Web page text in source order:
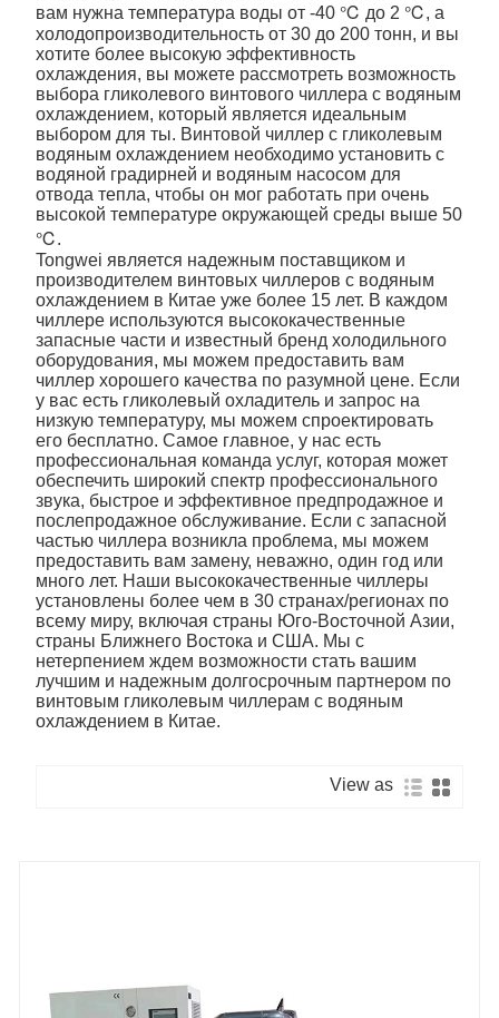
вам нужна температура воды от -40 ℃ до 2 ℃, а
холодопроизводительность от 30 до 200 тонн, и вы
хотите более высокую эффективность
охлаждения, вы можете рассмотреть возможность
выбора гликолевого винтового чиллера с водяным
охлаждением, который является идеальным
выбором для ты. Винтовой чиллер с гликолевым
водяным охлаждением необходимо установить с
водяной градирней и водяным насосом для
отвода тепла, чтобы он мог работать при очень
высокой температуре окружающей среды выше 50
℃.
Tongwei является надежным поставщиком и
производителем винтовых чиллеров с водяным
охлаждением в Китае уже более 15 лет. В каждом
чиллере используются высококачественные
запасные части и известный бренд холодильного
оборудования, мы можем предоставить вам
чиллер хорошего качества по разумной цене. Если
у вас есть гликолевый охладитель и запрос на
низкую температуру, мы можем спроектировать
его бесплатно. Самое главное, у нас есть
профессиональная команда услуг, которая может
обеспечить широкий спектр профессионального
звука, быстрое и эффективное предпродажное и
послепродажное обслуживание. Если с запасной
частью чиллера возникла проблема, мы можем
предоставить вам замену, неважно, один год или
много лет. Наши высококачественные чиллеры
установлены более чем в 30 странах/регионах по
всему миру, включая страны Юго-Восточной Азии,
страны Ближнего Востока и США. Мы с
нетерпением ждем возможности стать вашим
лучшим и надежным долгосрочным партнером по
винтовым гликолевым чиллерам с водяным
охлаждением в Китае.
View as